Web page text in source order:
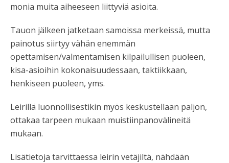
monia muita aiheeseen liittyviä asioita.
Tauon jälkeen jatketaan samoissa merkeissä, mutta
painotus siirtyy vähän enemmän
opettamisen/valmentamisen kilpailullisen puoleen,
kisa-asioihin kokonaisuudessaan, taktiikkaan,
henkiseen puoleen, yms.
Leirillä luonnollisestikin myös keskustellaan paljon,
ottakaa tarpeen mukaan muistiinpanovälineitä
mukaan.
Lisätietoja tarvittaessa leirin vetäjiltä, nähdään